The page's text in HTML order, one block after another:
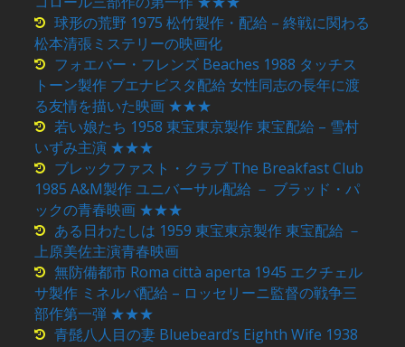
球形の荒野 1975 松竹製作・配給 – 終戦に関わる
松本清張ミステリーの映画化
フォエバー・フレンズ Beaches 1988 タッチス
トーン製作 ブエナビスタ配給 女性同志の長年に渡
る友情を描いた映画 ★★★
若い娘たち 1958 東宝東京製作 東宝配給 – 雪村
いずみ主演 ★★★
ブレックファスト・クラブ The Breakfast Club
1985 A&M製作 ユニバーサル配給 － ブラッド・パ
ックの青春映画 ★★★
ある日わたしは 1959 東宝東京製作 東宝配給 －
上原美佐主演青春映画
無防備都市 Roma città aperta 1945 エクチェル
サ製作 ミネルバ配給 – ロッセリーニ監督の戦争三
部作第一弾 ★★★
青髭八人目の妻 Bluebeard’s Eighth Wife 1938